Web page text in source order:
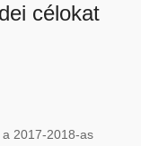
célokat
2017-2018-as